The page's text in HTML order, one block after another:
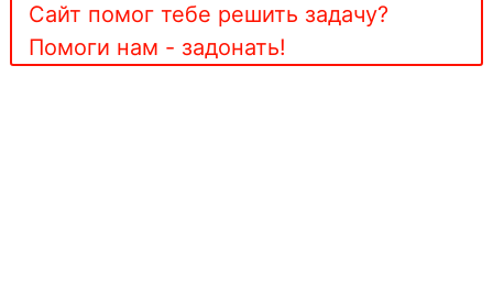
Сайт помог тебе решить задачу?
Помоги нам - задонать!